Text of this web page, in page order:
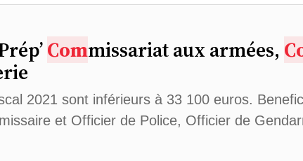
Commissariat aux armées,
2021 sont inférieurs à 33 100 euros.
missaire et Officier de Police, Officier de